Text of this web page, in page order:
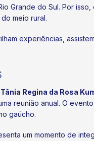
Grande do Sul. Por
meio rural.
experiências,
Regina da Rosa
reunião anual. O
gaúcho.
um momento de